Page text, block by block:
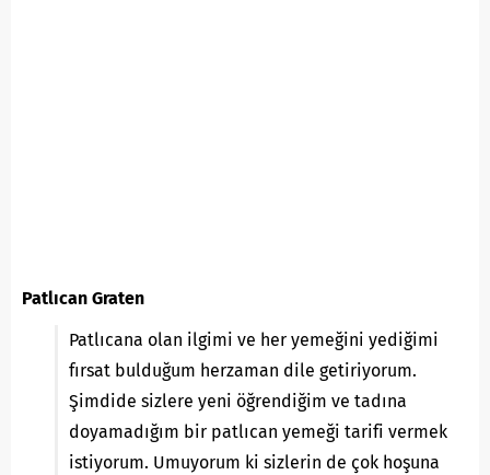
Patlıcan Graten
Patlıcana olan ilgimi ve her yemeğini yediğimi
fırsat bulduğum herzaman dile getiriyorum.
Şimdide sizlere yeni öğrendiğim ve tadına
doyamadığım bir patlıcan yemeği tarifi vermek
istiyorum. Umuyorum ki sizlerin de çok hoşuna